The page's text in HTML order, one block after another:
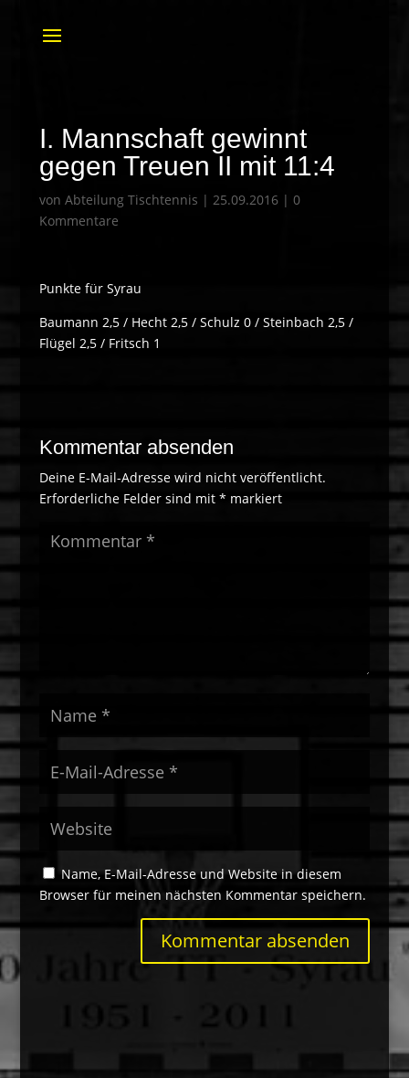
I. Mannschaft gewinnt
gegen Treuen II mit 11:4
von Abteilung Tischtennis | 25.09.2016| 0
Kommentare
Punkte für Syrau
Baumann 2,5 / Hecht 2,5 / Schulz 0 / Steinbach 2,5 /
Flügel 2,5 / Fritsch 1
Kommentar absenden
Deine E-Mail-Adresse wird nicht veröffentlicht.
Erforderliche Felder sind mit * markiert
Name, E-Mail-Adresse und Website in diesem
Browser für meinen nächsten Kommentar speichern.